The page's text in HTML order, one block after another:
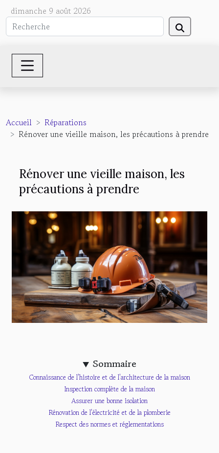
dimanche 9 août 2026
Accueil
Réparations
Rénover une vieille maison, les précautions à prendre
Rénover une vieille maison, les
précautions à prendre
Sommaire
Connaissance de l'histoire et de l'architecture de la maison
Inspection complète de la maison
Assurer une bonne isolation
Rénovation de l'électricité et de la plomberie
Respect des normes et réglementations